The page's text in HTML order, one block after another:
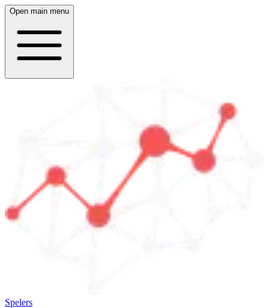
Open main menu
Spelers